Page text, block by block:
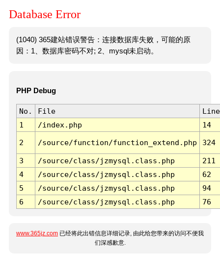
Database Error
(1040) 365建站错误警告：连接数据库失败，可能的原
因：1、数据库密码不对; 2、mysql未启动。
PHP Debug
No. File
Line
1
/index.php 14
2 /source/function/function_extend.php 324
3 /source/class/jzmysql.class.php
211
4
/source/class/jzmysql.class.php
62
5
/source/class/jzmysql.class.php
94
6
/source/class/jzmysql.class.php 76
www.365jz.com 已经将此出错信息详细记录, 由此给您带来的访问不便我
们深感歉意.